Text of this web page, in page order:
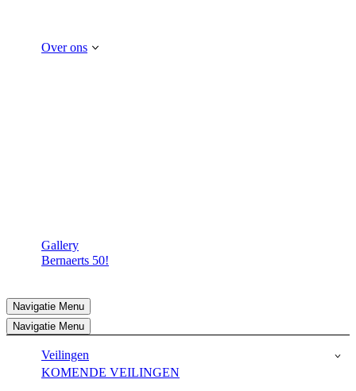
Over ons
Gallery
Bernaerts 50!
Navigatie Menu
Navigatie Menu
Veilingen
KOMENDE VEILINGEN